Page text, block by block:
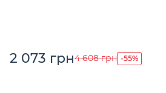
2 073 грн4 608 грн -55%